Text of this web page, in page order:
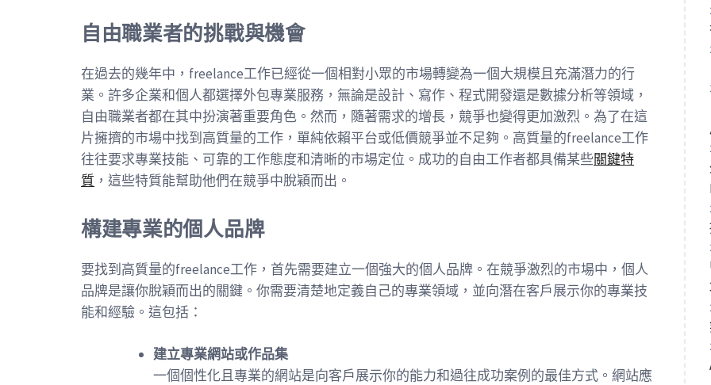
自由職業者的挑戰與機會
在過去的幾年中，freelance工作已經從一個相對小眾的市場轉變為一個大規模且充滿潛力的行
業。許多企業和個人都選擇外包專業服務，無論是設計、寫作、程式開發還是數據分析等領域，
自由職業者都在其中扮演著重要角色。然而，隨著需求的增長，競爭也變得更加激烈。為了在這
片擁擠的市場中找到高質量的工作，單純依賴平台或低價競爭並不足夠。高質量的freelance工作
往往要求專業技能、可靠的工作態度和清晰的市場定位。成功的自由工作者都具備某些關鍵特
質 ，這些特質能幫助他們在競爭中脫穎而出。
構建專業的個人品牌
要找到高質量的freelance工作，首先需要建立一個強大的個人品牌。在競爭激烈的市場中，個人
品牌是讓你脫穎而出的關鍵。你需要清楚地定義自己的專業領域，並向潛在客戶展示你的專業技
能和經驗。這包括：
建立專業網站或作品集
一個個性化且專業的網站是向客戶展示你的能力和過往成功案例的最佳方式。網站應